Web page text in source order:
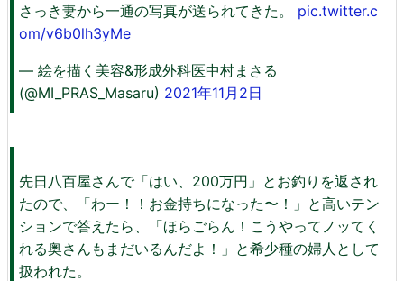
さっき妻から一通の写真が送られてきた。 pic.twitter.c
om/v6b0lh3yMe
— 絵を描く美容&形成外科医中村まさる
(@MI_PRAS_Masaru) 2021年11月2日
先日八百屋さんで「はい、200万円」とお釣りを返され
たので、「わー！！お金持ちになった〜！」と高いテン
ションで答えたら、「ほらごらん！こうやってノッてく
れる奥さんもまだいるんだよ！」と希少種の婦人として
扱われた。